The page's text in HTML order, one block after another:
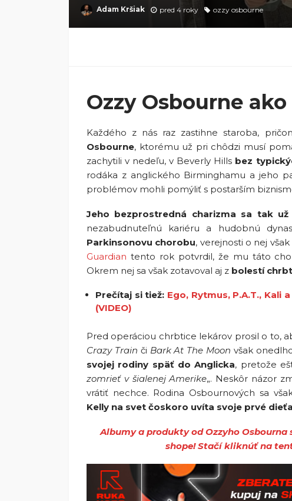
Adam Kršiak pred 4 roky ozzy osbourne
Ozzy Osbourne
Každého z nás raz zastihne staroba,
Osbourne, ktorému už pri chôdzi musí
zachytili v nedeľu, v Beverly Hills bez
rodáka z anglického Birminghamu a jeho
problémov mohli pomýliť s postarším
Jeho bezprostredná charizma sa tak
nezabudnuteľnú kariéru a hudobnú
Parkinsonovu chorobu, verejnosti o nej
Guardian tento rok potvrdil, že mu táto
Okrem nej sa však zotavoval aj z bolestí
Prečítaj si tiež: Ego, Rytmus, P.A.T., Kali
(VIDEO)
Pred operáciou chrbtice lekárov prosil o to,
Crazy Train či Bark At The Moon však
svojej rodiny späť do Anglicka, pretože
zomrieť v šialenej Amerike„. Neskôr názor
vrátiť nechce. Rodina Osbournových sa
Kelly na svet čoskoro uvíta svoje prvé dieťa
Albumy a produkty od Ozzyho
shope! Stačí kliknúť na